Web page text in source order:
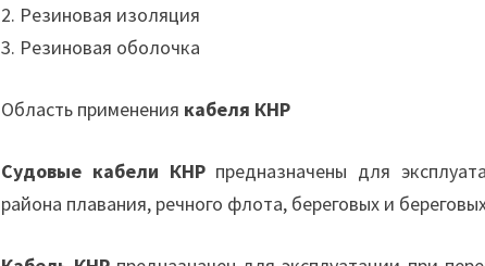
2. Резиновая изоляция
3. Резиновая оболочка
Область применения кабеля КНР
Судовые кабели КНРпредназначены для
района плавания, речного флота, береговых и